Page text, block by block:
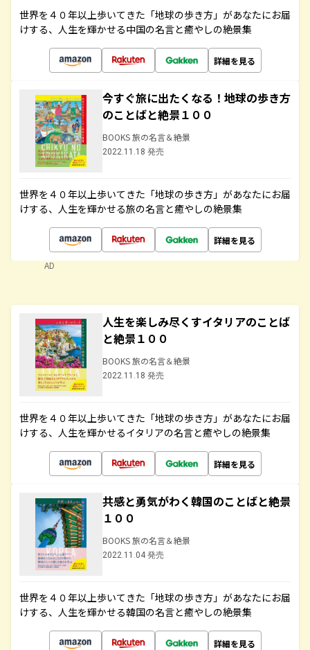
世界を４０年以上歩いてきた「地球の歩き方」があなたにお届
けする、人生を輝かせる中国の名言と癒やしの絶景集
詳細を見る
今すぐ旅に出たくなる！地球の歩き方
のことばと絶景１００
BOOKS 旅の名言＆絶景
2022.11.18 発売
世界を４０年以上歩いてきた「地球の歩き方」があなたにお届
けする、人生を輝かせる旅の名言と癒やしの絶景集
詳細を見る
AD
人生を楽しみ尽くすイタリアのことば
と絶景１００
BOOKS 旅の名言＆絶景
2022.11.18 発売
世界を４０年以上歩いてきた「地球の歩き方」があなたにお届
けする、人生を輝かせるイタリアの名言と癒やしの絶景集
詳細を見る
共感と勇気がわく韓国のことばと絶景
１００
BOOKS 旅の名言＆絶景
2022.11.04 発売
世界を４０年以上歩いてきた「地球の歩き方」があなたにお届
けする、人生を輝かせる韓国の名言と癒やしの絶景集
詳細を見る